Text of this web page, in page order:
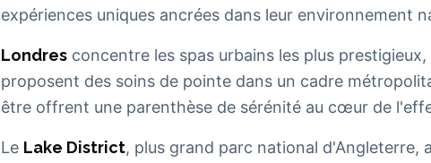
expériences uniques ancrées dans leur environnement
Londres concentre les spas urbains les plus
proposent des soins de pointe dans un cadre
être offrent une parenthèse de sérénité au cœur de
Le Lake District, plus grand parc national d'Angleterre,